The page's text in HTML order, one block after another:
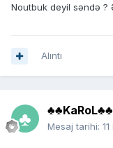
Noutbuk deyil səndə ?
Alıntı
♣♣KaRoL♣♣
Mesaj tarihi: